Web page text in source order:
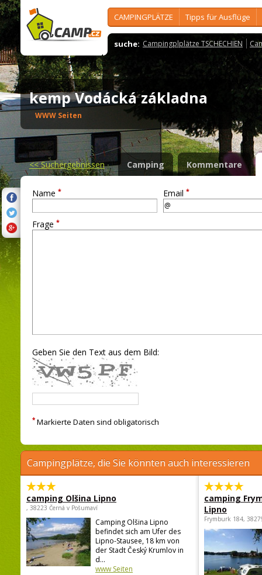
CAMPINGPLÄTZE Tipps für Ausflüge
suche: Campingplplätze TSCHECHIEN
kemp Vodácká základna
WWW Seiten
<<Suchergebnissen Camping Kommentare
Name * Email *
Frage *
Geben Sie den Text aus dem Bild:
* Markierte Daten sind obligatorisch
Campingplätze, die Sie könnten auch interessieren
camping Olšina Lipno
, 38223 Černá v Pošumaví
Camping Olšina Lipno
befindet sich am Ufer des
Lipno-Stausee, 18 km von
der Stadt Český Krumlov in
d...
www Seiten
camping
Lipno
Frymburk 184,